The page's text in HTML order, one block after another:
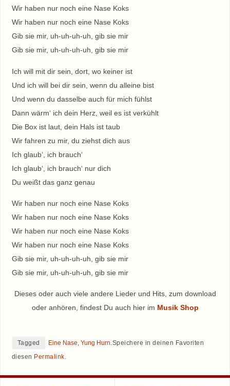
Wir haben nur noch eine Nase Koks
Wir haben nur noch eine Nase Koks
Gib sie mir, uh-uh-uh-uh, gib sie mir
Gib sie mir, uh-uh-uh-uh, gib sie mir
Ich will mit dir sein, dort, wo keiner ist
Und ich will bei dir sein, wenn du alleine bist
Und wenn du dasselbe auch für mich fühlst
Dann wärm‘ ich dein Herz, weil es ist verkühlt
Die Box ist laut, dein Hals ist taub
Wir fahren zu mir, du ziehst dich aus
Ich glaub‘, ich brauch‘
Ich glaub‘, ich brauch‘ nur dich
Du weißt das ganz genau
Wir haben nur noch eine Nase Koks
Wir haben nur noch eine Nase Koks
Wir haben nur noch eine Nase Koks
Wir haben nur noch eine Nase Koks
Gib sie mir, uh-uh-uh-uh, gib sie mir
Gib sie mir, uh-uh-uh-uh, gib sie mir
Dieses oder auch viele andere Lieder und Hits, zum download
oder anhören, findest Du auch hier im Musik Shop
Tagged Eine Nase, Yung Hurn.Speichere in deinen Favoriten
diesen Permalink.